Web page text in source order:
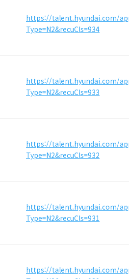
https://talent.hyundai.com/
Type=N2&recuCls=934
https://talent.hyundai.com/
Type=N2&recuCls=933
https://talent.hyundai.com/
Type=N2&recuCls=932
https://talent.hyundai.com/
Type=N2&recuCls=931
https://talent.hyundai.com/